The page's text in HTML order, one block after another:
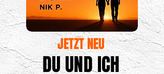
JETZT NEU
DU UND ICH